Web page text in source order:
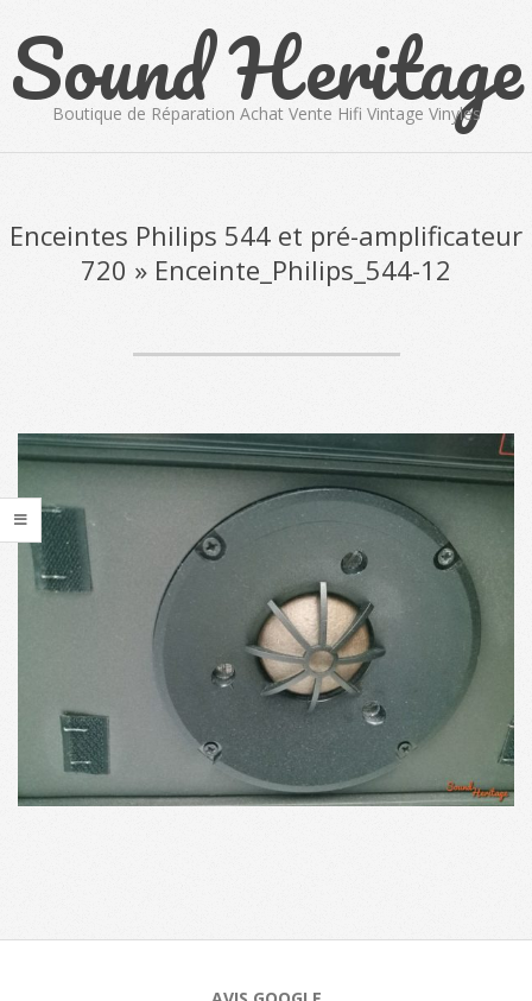
content
Sound Heritage
Boutique de Réparation Achat Vente Hifi Vintage Vinyles
Menu
Enceintes Philips 544 et pré-amplificateur
720 » Enceinte_Philips_544-12